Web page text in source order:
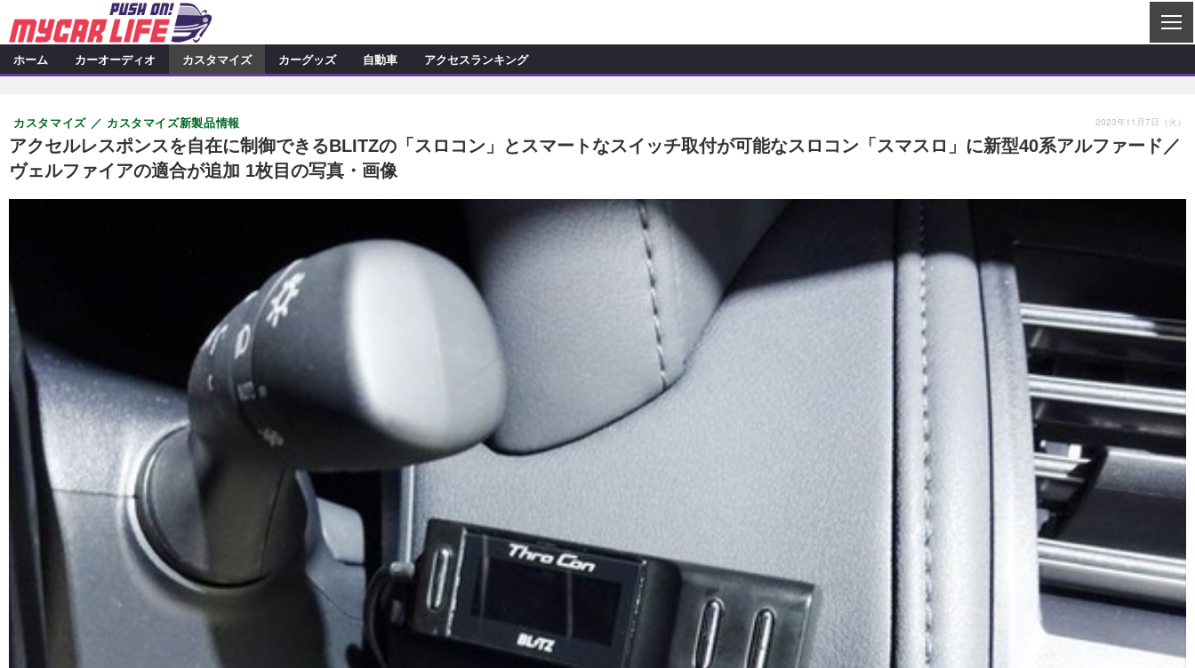
S
E
カーオーディオ
プロショップ検索 ショップ訪問記
カーオーディオニュース デモカー製作記
カスタマイズ特集記事 カスタマイズ新製品情報
カスタマイズニュース
カーグッズ
カーグッズ特集記事 カーグッズ新製品情報
自動車
ホーム カーオーディオ カスタマイズ カーグッズ 自動車 アクセスランキング
アクセルレスポンスを自在に制御できるBLITZの「スロコン」とスマートなスイッチ取付が可能なスロコン「スマスロ」に新型40系アルファード／
ヴェルファイアの適合が追加 1枚目の写真・画像
カスタマイズ カスタマイズ新製品情報 2023年11月7日（火）